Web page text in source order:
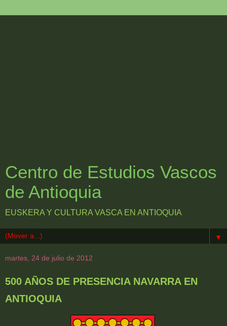
Centro de Estudios Vascos
de Antioquia
EUSKERA Y CULTURA VASCA EN ANTIOQUIA
▼
martes, 24 de julio de 2012
500 AÑOS DE PRESENCIA NAVARRA EN
ANTIOQUIA